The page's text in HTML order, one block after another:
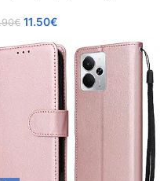
μαύρο
€ 11.50€